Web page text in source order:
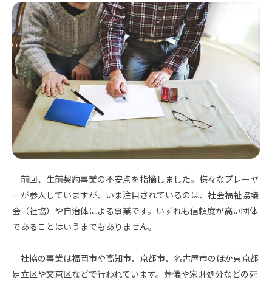
前回、生前契約事業の不安点を指摘しました。様々なプレーヤ
ーが参入していますが、いま注目されているのは、社会福祉協議
会（社協）や自治体による事業です。いずれも信頼度が高い団体
であることはいうまでもありません。
社協の事業は福岡市や高知市、京都市、名古屋市のほか東京都
足立区や文京区などで行われています。葬儀や家財処分などの死